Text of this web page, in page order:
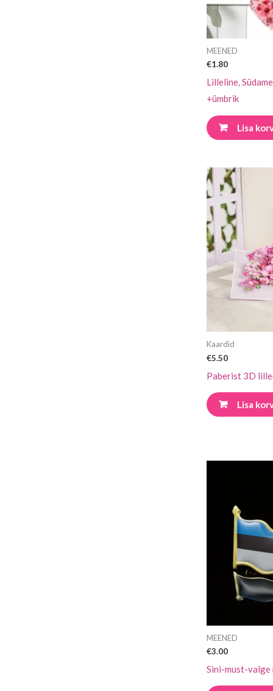
MEENED
€1.80
Lilleline,
+ümbrik
Lisa
Kaardid
€5.50
Paberist 3D
Lisa
MEENED
€3.00
Sini-must-